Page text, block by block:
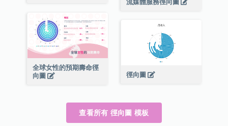
全球女性的預期壽命徑
向圖
徑向圖
查看所有 徑向圖 模板